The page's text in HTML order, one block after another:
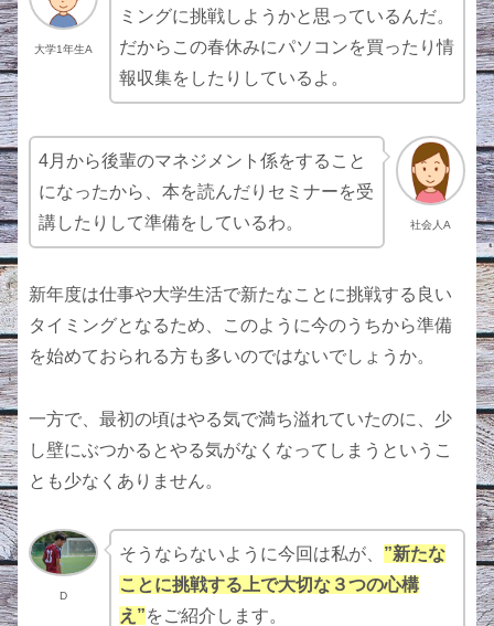
大学1年生A
ミングに挑戦しようかと思っているんだ。
だからこの春休みにパソコンを買ったり情
報収集をしたりしているよ。
社会人A
4月から後輩のマネジメント係をすること
になったから、本を読んだりセミナーを受
講したりして準備をしているわ。
新年度は仕事や大学生活で新たなことに挑戦する良い
タイミングとなるため、このように今のうちから準備
を始めておられる方も多いのではないでしょうか。
一方で、最初の頃はやる気で満ち溢れていたのに、少
し壁にぶつかるとやる気がなくなってしまうというこ
とも少なくありません。
D
そうならないように今回は私が、 ”新たな
ことに挑戦する上で大切な３つの心構
え”をご紹介します。